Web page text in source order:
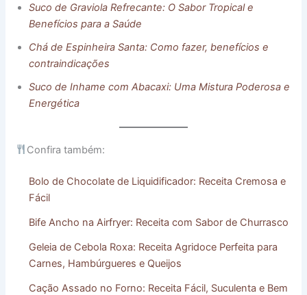
Suco de Graviola Refrecante: O Sabor Tropical e
Benefícios para a Saúde
Chá de Espinheira Santa: Como fazer, benefícios e
contraindicações
Suco de Inhame com Abacaxi: Uma Mistura Poderosa e
Energética
Confira também:
Bolo de Chocolate de Liquidificador: Receita Cremosa e
Fácil
Bife Ancho na Airfryer: Receita com Sabor de Churrasco
Geleia de Cebola Roxa: Receita Agridoce Perfeita para
Carnes, Hambúrgueres e Queijos
Cação Assado no Forno: Receita Fácil, Suculenta e Bem